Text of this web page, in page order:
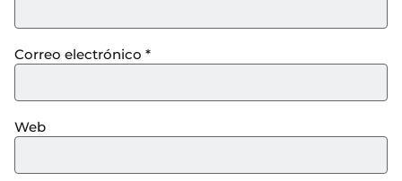
Correo electrónico *
Web